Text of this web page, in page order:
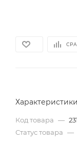
Характеристики
Код товара —
Статус товара —